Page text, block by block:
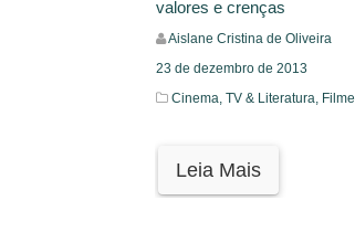
valores e crenças
Aislane Cristina de Oliveira
23 de dezembro de 2013
Cinema, TV & Literatura, Filme
Leia Mais